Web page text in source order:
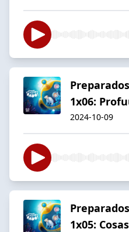
1x06:
2024-10-09
1x05: